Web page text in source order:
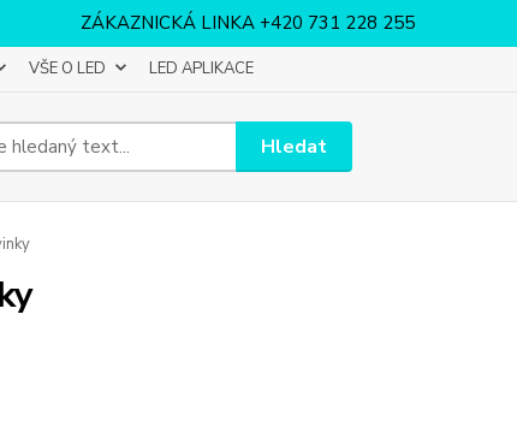
ZÁKAZNICKÁ LINKA +420 731 228 255
VŠE O LED LED APLIKACE
Hledat